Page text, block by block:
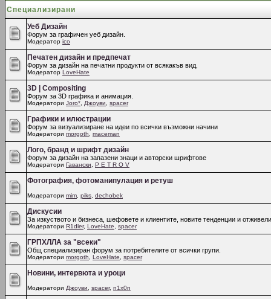
Специализирани
Уеб Дизайн
Форум за графичен уеб дизайн.
Модератор ico
Печатен дизайн и предпечат
Форум за дизайн на печатни продукти от всякакъв вид.
Модератор LoveHate
3D | Compositing
Форум за 3D графика и анимация.
Модератори Joro* Джоуви spacer
Графики и илюстрации
Форум за визуализиране на идеи по всички възможни начини
Модератори morgoth maceman
Лого, бранд и шрифт дизайн
Форум за дизайн на запазени знаци и авторски шрифтове
Модератори Гавански P E T R O V
Фотография, фотоманипулация и ретуш
Модератори mim piks dechobek
Дискусии
За изкуството и бизнеса, шефовете и клиентите, новите тенденции и
Модератори R1dler, LoveHate spacer
ГРПХЛЛА за "всеки"
Общ специализиран форум за потребителите от всички групи.
Модератори morgoth LoveHate spacer
Новини, интервюта и уроци
Модератори Джоуви spacer, n1x0n